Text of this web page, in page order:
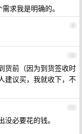
求我是明确的。
9
10
货前（因为到货签收时
建议买，我就收下，不
11
必要花的钱。